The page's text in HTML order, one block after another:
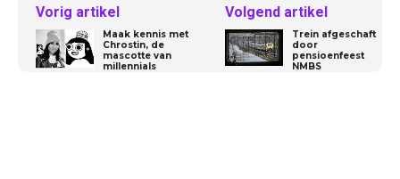
Vorig artikel
Maak kennis met
Chrostin, de
mascotte van
millennials
Volgend artikel
Trein afgeschaft
door
pensioenfeest
NMBS